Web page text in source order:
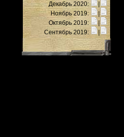
Декабрь 2020:
|
Ноябрь 2019:
Октябрь 2019:
Сентябрь 2019: